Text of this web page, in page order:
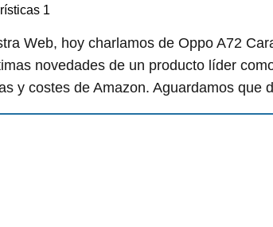
Web, hoy charlamos de Oppo A72
novedades de un producto líder
y costes de Amazon. Aguardamos que